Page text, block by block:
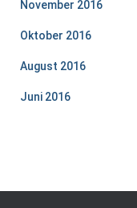
November 2016
Oktober 2016
August 2016
Juni 2016